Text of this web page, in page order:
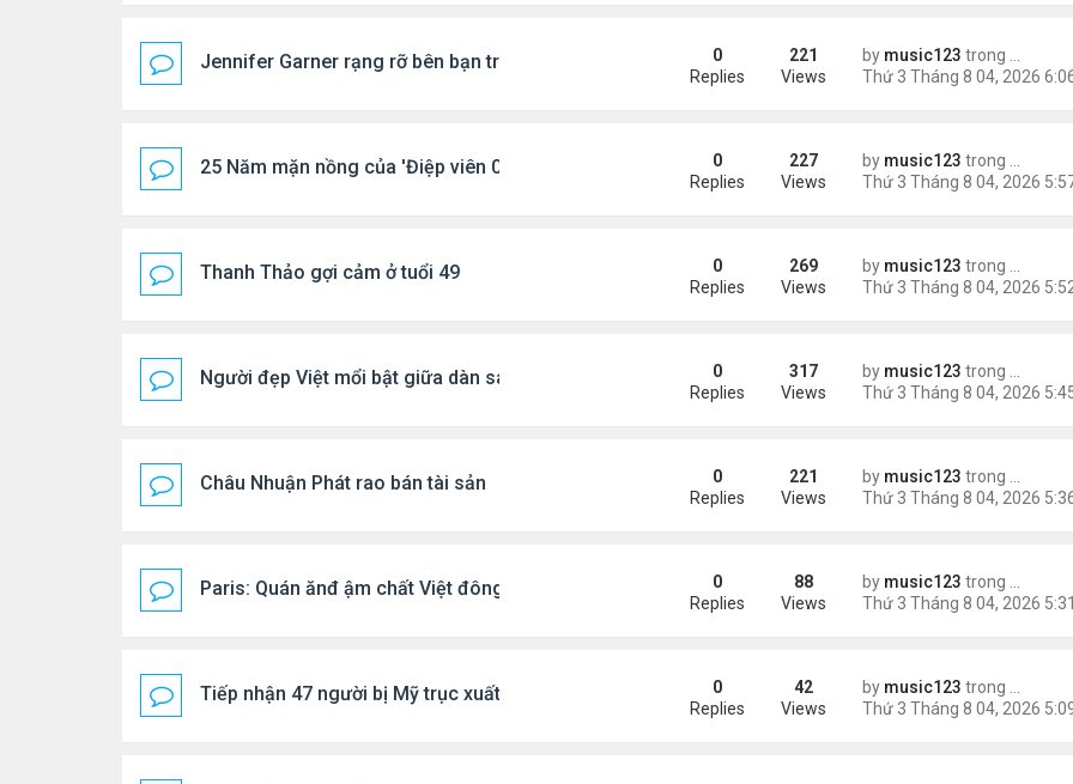
Jennifer Garner rạng rỡ bên bạn trai kém 6 tuổi by music123 trong
0
Replies
221
Views
25 Năm mặn nồng của 'Điệp viên 007' by music123 trong
0
Replies
227
Views
Thanh Thảo gợi cảm ở tuổi 49 by music123 trong
0
Replies
269
Views
Người đẹp Việt mổi bật giữa dàn sao châu Á by music123 trong
0
Replies
317
Views
Châu Nhuận Phát rao bán tài sản by music123 trong
0
Replies
221
Views
Paris: Quán ănđ ậm chất Việt đông kín khách chờ by music123 trong
0
Replies
88
Views
Tiếp nhận 47 người bị Mỹ trục xuất, Công an khuyến cáo by music123 trong
0
Replies
42
Views